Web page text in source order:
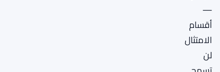
—
أقسام
الامتثال
لن